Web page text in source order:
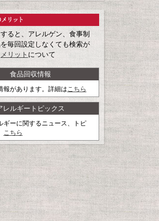
ると、アレルゲン、食事制
毎回設定しなくても検索が
メリットについて
食品回収情報
報があります。詳細は こちら
レルギートピックス
ギーに関するニュース、トピ
こちら